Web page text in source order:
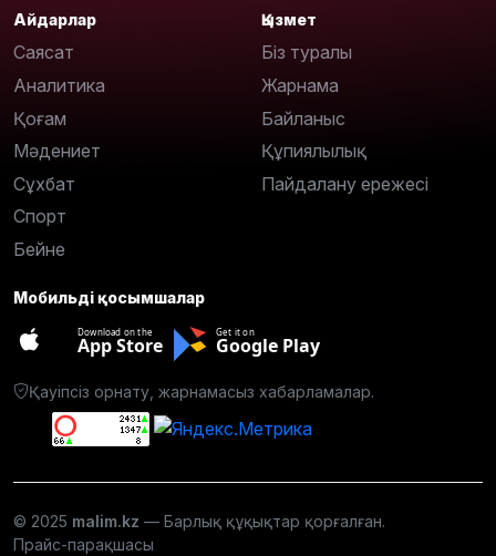
Айдарлар
Саясат
Аналитика
Қоғам
Мәдениет
Сұхбат
Спорт
Бейне
Қызмет
Біз туралы
Жарнама
Байланыс
Құпиялылық
Пайдалану ережесі
Мобильді қосымшалар
Download on the
App Store
Get it on
Google Play
Қауіпсіз орнату, жарнамасыз хабарламалар.
© 2025 malim.kz — Барлық құқықтар қорғалған.
Прайс-парақшасы